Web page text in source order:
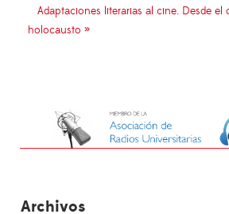
Adaptaciones literarias al cine. Desde el
holocausto »
Archivos